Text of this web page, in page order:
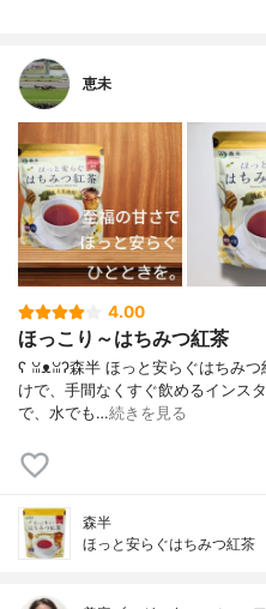
恵未
4.00
ほっこり～はちみつ紅茶
ʕ⁠ ⁠ꈍ⁠ᴥ⁠ꈍ⁠ʔ森半 ほっと安らぐはちみ
けで、手間なくすぐ飲めるインス
で、水でも…続きを見る
森半
ほっと安らぐはちみつ紅茶